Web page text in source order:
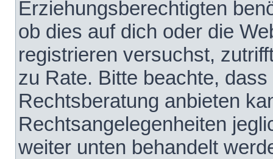
Erziehungsberechtigten
ob dies auf dich oder die
registrieren versuchst,
zu Rate. Bitte beachte,
Rechtsberatung anbieten
Rechtsangelegenheiten
weiter unten behandelt